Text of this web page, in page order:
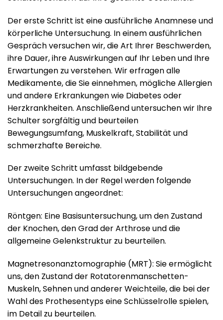
Der erste Schritt ist eine ausführliche Anamnese und
körperliche Untersuchung. In einem ausführlichen
Gespräch versuchen wir, die Art Ihrer Beschwerden,
ihre Dauer, ihre Auswirkungen auf Ihr Leben und Ihre
Erwartungen zu verstehen. Wir erfragen alle
Medikamente, die Sie einnehmen, mögliche Allergien
und andere Erkrankungen wie Diabetes oder
Herzkrankheiten. Anschließend untersuchen wir Ihre
Schulter sorgfältig und beurteilen
Bewegungsumfang, Muskelkraft, Stabilität und
schmerzhafte Bereiche.
Der zweite Schritt umfasst bildgebende
Untersuchungen. In der Regel werden folgende
Untersuchungen angeordnet:
Röntgen: Eine Basisuntersuchung, um den Zustand
der Knochen, den Grad der Arthrose und die
allgemeine Gelenkstruktur zu beurteilen.
Magnetresonanztomographie (MRT): Sie ermöglicht
uns, den Zustand der Rotatorenmanschetten-
Muskeln, Sehnen und anderer Weichteile, die bei der
Wahl des Prothesentyps eine Schlüsselrolle spielen,
im Detail zu beurteilen.